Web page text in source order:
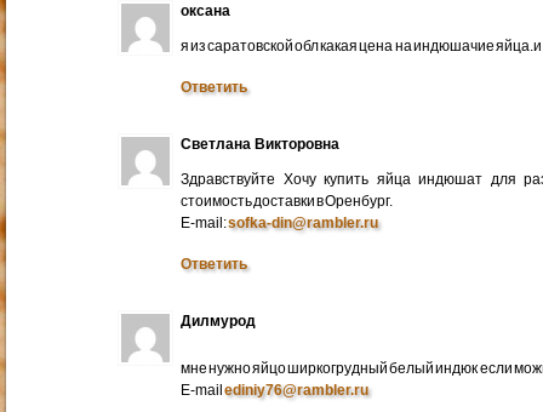
оксана
я из саратовской обл какая цена на индюшачие яйца.и
Ответить
Светлана Викторовна
Здравствуйте Хочу купить яйца индюшат для
стоимость доставки в Оренбург.
E-mail:sofka-din@rambler.ru
Ответить
Дилмурод
мне нужно яйцо ширкогрудный белый индюк если
E-mailediniy76@rambler.ru